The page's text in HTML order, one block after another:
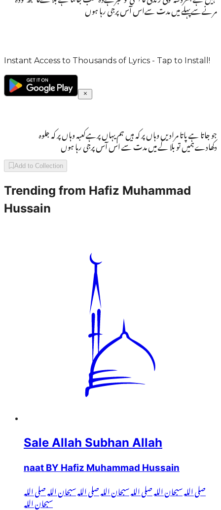
مرنےسےپہلے میں مدت سےاس آس پرجی رہا ہوں
Instant Access to Thousands of Lyrics - Tap to Install!
جو جاتا ہے پاتا مرادیں وہاں پر کہ ہیں ہم یہاں پرہےکعبہ وہاں پر کہ جلوہ
دکھادےہمیں تو بلا کے میں مدت سے اس آس پرجی رہا ہوں
Add to Collection
Trending from Hafiz Muhammad
Hussain
Sale Allah Subhan Allah
naat BY Hafiz Muhammad Hussain
صلی اللہ سبحان اللہ صلی اللہ سبحان اللہ صلی اللہ سبحان اللہ صلی اللہ
سبحان اللہ